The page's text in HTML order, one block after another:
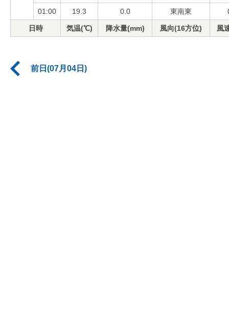
01:00 19.3 0.0 東南東
日時 気温(℃) 降水量(mm) 風向(16方位) 風
前日(07月04日)